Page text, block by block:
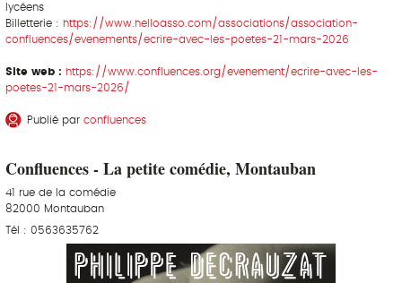
lycéens
Billetterie : https://www.helloasso.com/associations/association-
confluences/evenements/ecrire-avec-les-poetes-21-mars-2026
Site web : https://www.confluences.org/evenement/ecrire-avec-les-
poetes-21-mars-2026/
Publié par confluences
Confluences - La petite comédie, Montauban
41 rue de la comédie
82000 Montauban
Tél : 0563635762